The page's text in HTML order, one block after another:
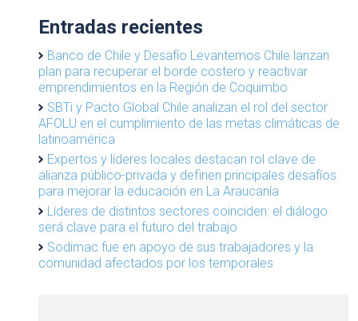
Entradas recientes
Banco de Chile y Desafío Levantemos Chile lanzan
plan para recuperar el borde costero y reactivar
emprendimientos en la Región de Coquimbo
SBTi y Pacto Global Chile analizan el rol del sector
AFOLU en el cumplimiento de las metas climáticas de
latinoamérica
Expertos y líderes locales destacan rol clave de
alianza público-privada y definen principales desafíos
para mejorar la educación en La Araucanía
Líderes de distintos sectores coinciden: el diálogo
será clave para el futuro del trabajo
Sodimac fue en apoyo de sus trabajadores y la
comunidad afectados por los temporales